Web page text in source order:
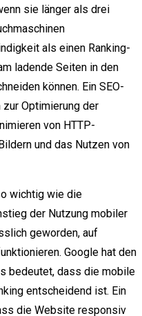
sie länger als drei
als einen Ranking-
ladende Seiten in den
können. Ein SEO-
Optimierung der
von HTTP-
und das Nutzen von
wichtig wie die
der Nutzung mobiler
geworden, auf
Google hat den
bedeutet, dass die mobile
entscheidend ist. Ein
die Website responsiv